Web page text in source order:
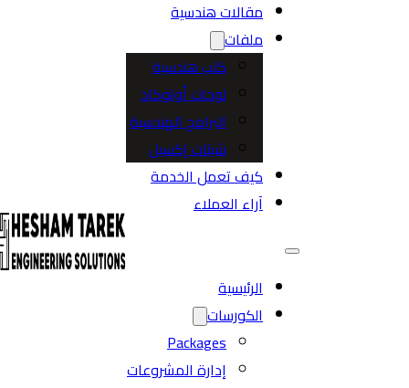
مقالات هندسية
ملفات
كتب هندسية
لوحات أوتوكاد
البرامج الهندسية
شيتات إكسيل
كيف تعمل الخدمة
آراء العملاء
الرئيسية
الكورسات
Packages
إدارة المشروعات